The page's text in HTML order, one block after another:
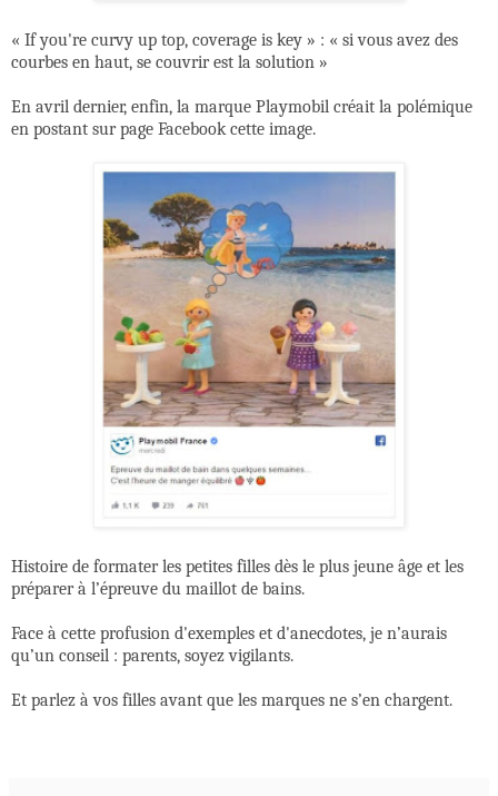
« If you're curvy up top, coverage is key » : « si vous avez des
courbes en haut, se couvrir est la solution »
En avril dernier, enfin, la marque Playmobil créait la polémique
en postant sur page Facebook cette image.
Histoire de formater les petites filles dès le plus jeune âge et les
préparer à l’épreuve du maillot de bains.
Face à cette profusion d'exemples et d'anecdotes, je n’aurais
qu’un conseil : parents, soyez vigilants.
Et parlez à vos filles avant que les marques ne s’en chargent.